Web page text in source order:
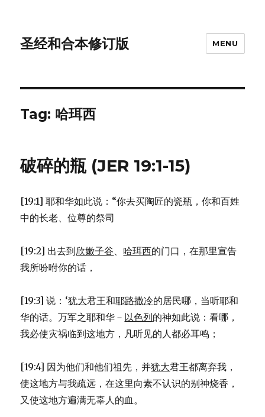
圣经和合本修订版 MENU
Tag: 哈珥西
破碎的瓶 (JER 19:1-15)
[19:1] 耶和华如此说：“你去买陶匠的瓷瓶，你和百姓
中的长老、位尊的祭司
[19:2] 出去到欣嫩子谷、 哈珥西的门口，在那里宣告
我所吩咐你的话，
[19:3] 说：‘犹大君王和耶路撒冷的居民哪，当听耶和
华的话。万军之耶和华－ 以色列的神如此说：看哪，
我必使灾祸临到这地方，凡听见的人都必耳鸣；
[19:4] 因为他们和他们祖先，并犹大君王都离弃我，
使这地方与我疏远，在这里向素不认识的别神烧香，
又使这地方遍满无辜人的血。